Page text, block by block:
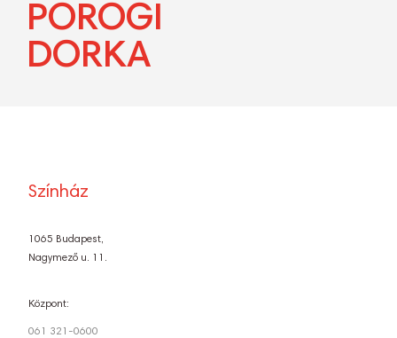
POROGI
DORKA
Színház
1065 Budapest,
Nagymező u. 11.
Központ:
061 321-0600